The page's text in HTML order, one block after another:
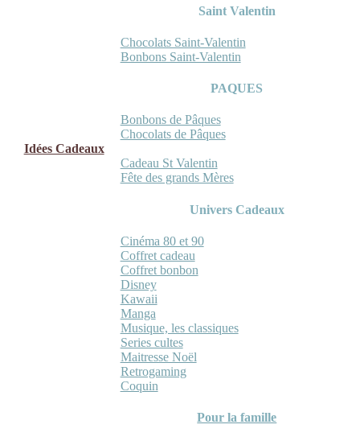
Saint Valentin
Chocolats Saint-Valentin
Bonbons Saint-Valentin
PAQUES
Bonbons de Pâques
Chocolats de Pâques
Idées Cadeaux
Cadeau St Valentin
Fête des grands Mères
Univers Cadeaux
Cinéma 80 et 90
Coffret cadeau
Coffret bonbon
Disney
Kawaii
Manga
Musique, les classiques
Series cultes
Maitresse Noël
Retrogaming
Coquin
Pour la famille